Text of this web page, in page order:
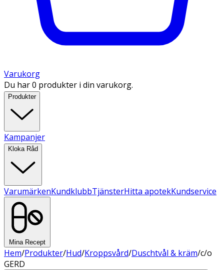
Varukorg
Du har 0 produkter i din varukorg.
Produkter
Kampanjer
Kloka Råd
VarumärkenKundklubbTjänsterHitta apotekKundservice
Mina Recept
Hem/Produkter/Hud/Kroppsvård/Duschtvål & kräm/c/o
GERD